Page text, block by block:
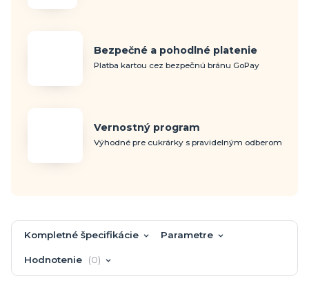
Bezpečné a pohodlné platenie
Platba kartou cez bezpečnú bránu GoPay
Vernostný program
Výhodné pre cukrárky s pravidelným odberom
Kompletné špecifikácie Parametre
Hodnotenie 0